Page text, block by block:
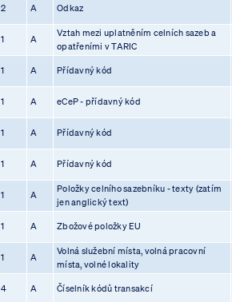
2 A Odkaz
1 A
Vztah mezi uplatněním celních sazeb a
opatřeními v TARIC
1 A Přídavný kód
1 A eCeP - přídavný kód
1 A Přídavný kód
1 A Přídavný kód
1 A
Položky celního sazebníku - texty (zatím
jen anglický text)
1 A Zbožové položky EU
1 A
Volná služební místa, volná pracovní
místa, volné lokality
4 A Číselník kódů transakcí